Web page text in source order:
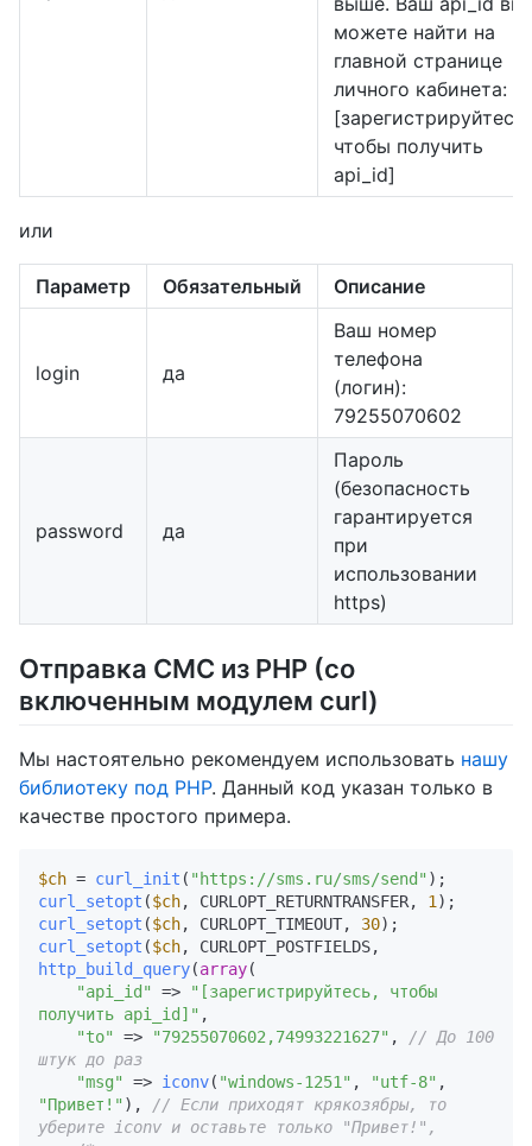
можете найти на
главной странице
личного кабинета:
[зарегистрируйтесь,
чтобы получить
api_id]
или
Параметр Обязательный Описание
login да
Ваш номер
телефона
(логин):
79255070602
password да
Пароль
(безопасность
гарантируется
при
использовании
https)
Отправка СМС из PHP (со
включенным модулем curl)
Мы настоятельно рекомендуем использовать нашу
библиотеку под PHP. Данный код указан только в
качестве простого примера.
$ch = curl_init ( "https://sms.ru/sms/send"
curl_setopt ($ch, CURLOPT_RETURNTRANSFER, 1
curl_setopt ($ch, CURLOPT_TIMEOUT, 30
curl_setopt ($ch
http_build_query(array(
"api_id"
=>
"[зарегистрируйтесь, чтобы
получить api_id]" ,
"to"
=> "79255070602,74993221627" ,
// До 100
штук до раз
"msg"
=> iconv( "windows-1251" , "utf-8"
"Привет!" ),
// Если приходят крякозябры, то
уберите iconv и оставьте только "Привет!",